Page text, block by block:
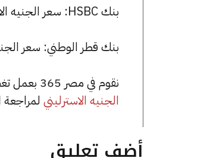
بنك HSBC: سعر الجنيه الاسترليني للشراء هو 63.49 جنيها، وللبيع 63.85 جنيها.
بنك قطر الوطني: سعر الجنيه الاسترليني الآن
نقوم في مصر 365 بعمل تغطية مميزة لسعر الجنيه الاسترليني في مصر، يمكنك الاطلاع على صفحة
الجنيه الاسترليني
أضف تعليق